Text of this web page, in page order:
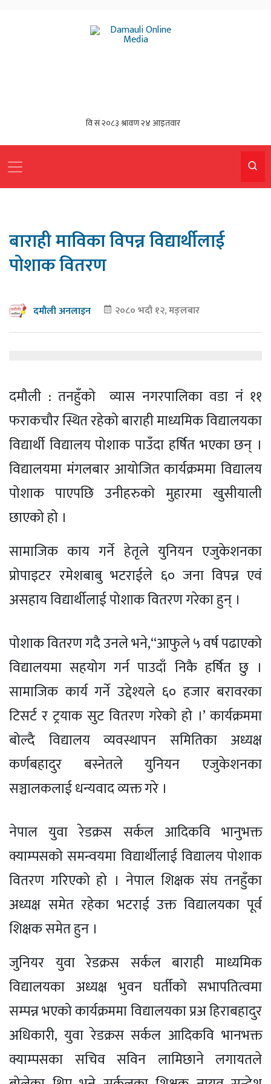
बाराही माविका विपन्न विद्यार्थीलाई
पोशाक वितरण
दमौली अनलाइन २०८० भदौ १२, मङ्लबार
दमौली : तनहुँको व्यास नगरपालिका वडा नं ११
फराकचौर स्थित रहेको बाराही माध्यमिक विद्यालयका
विद्यार्थी विद्यालय पोशाक पाउँदा हर्षित भएका छन् ।
विद्यालयमा मंगलबार आयोजित कार्यक्रममा विद्यालय
पोशाक पाएपछि उनीहरुको मुहारमा खुसीयाली
छाएको हो ।
सामाजिक काय गर्ने हेतृले युनियन एजुकेशनका
प्रोपाइटर रमेशबाबु भटराईले ६० जना विपन्न एवं
असहाय विद्यार्थीलाई पोशाक वितरण गरेका हुन् ।
पोशाक वितरण गदै उनले भने,“आफुले ५ वर्ष पढाएको
विद्यालयमा सहयोग गर्न पाउदाँ निकै हर्षित छु ।
सामाजिक कार्य गर्ने उद्देश्यले ६० हजार बरावरका
टिसर्ट र ट्रयाक सुट वितरण गरेको हो ।’ कार्यक्रममा
बोल्दै विद्यालय व्यवस्थापन समितिका अध्यक्ष
कर्णबहादुर बस्नेतले युनियन एजुकेशनका
सञ्चालकलाई धन्यवाद व्यक्त गरे ।
नेपाल युवा रेडक्रस सर्कल आदिकवि भानुभक्त
क्याम्पसको समन्वयमा विद्यार्थीलाई विद्यालय पोशाक
वितरण गरिएको हो । नेपाल शिक्षक संघ तनहुँका
अध्यक्ष समेत रहेका भटराई उक्त विद्यालयका पूर्व
शिक्षक समेत हुन ।
जुनियर युवा रेडक्रस सर्कल बाराही माध्यमिक
विद्यालयका अध्यक्ष भुवन घर्तीको सभापतित्वमा
सम्पन्न भएको कार्यक्रममा विद्यालयका प्रअ हिराबहादुर
अधिकारी, युवा रेडक्रस सर्कल आदिकवि भानभक्त
क्याम्पसका सचिव सविन लामिछाने लगायतले